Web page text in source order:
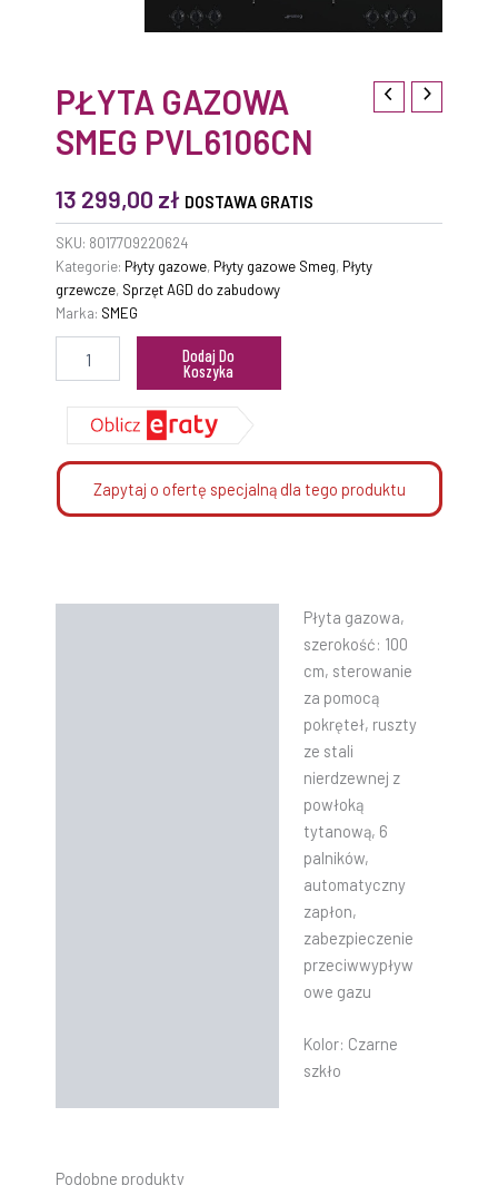
PŁYTA GAZOWA
SMEG PVL6106CN
13 299,00 zł DOSTAWA GRATIS
SKU: 8017709220624
Kategorie: Płyty gazowe, Płyty gazowe Smeg, Płyty
grzewcze, Sprzęt AGD do zabudowy
Marka: SMEG
Dodaj Do
Koszyka
Zapytaj o ofertę specjalną dla tego produktu
Płyta gazowa,
szerokość: 100
cm, sterowanie
za pomocą
pokręteł, ruszty
ze stali
nierdzewnej z
powłoką
tytanową, 6
palników,
automatyczny
zapłon,
zabezpieczenie
przeciwwypływ
owe gazu
Kolor: Czarne
szkło
Podobne produkty